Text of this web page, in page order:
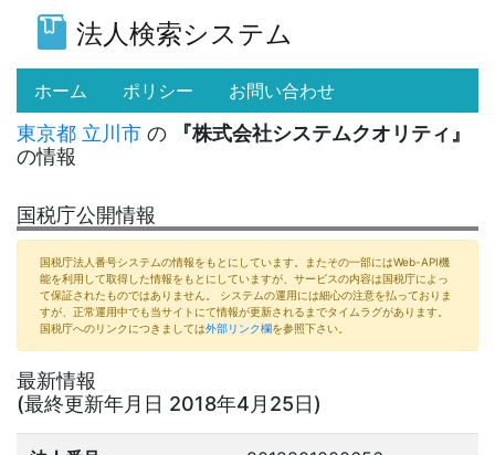
法人検索システム
ホーム (current)
ポリシー お問い合わせ
東京都 立川市 の
『株式会社システムクオリティ』
の情報
国税庁公開情報
国税庁法人番号システムの情報をもとにしています。またその一部にはWeb-API機
能を利用して取得した情報をもとにしていますが、サービスの内容は国税庁によっ
て保証されたものではありません。 システムの運用には細心の注意を払っておりま
すが、正常運用中でも当サイトにて情報が更新されるまでタイムラグがあります。
国税庁へのリンクにつきましては外部リンク欄を参照下さい。
最新情報
(最終更新年月日 2018年4月25日)